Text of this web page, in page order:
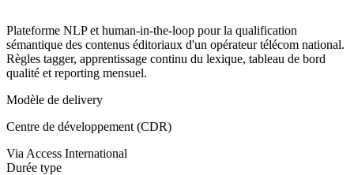
Plateforme NLP et human-in-the-loop pour la qualification
sémantique des contenus éditoriaux d'un opérateur télécom national.
Règles tagger, apprentissage continu du lexique, tableau de bord
qualité et reporting mensuel.
Modèle de delivery
Centre de développement (CDR)
Via Access International
Durée type